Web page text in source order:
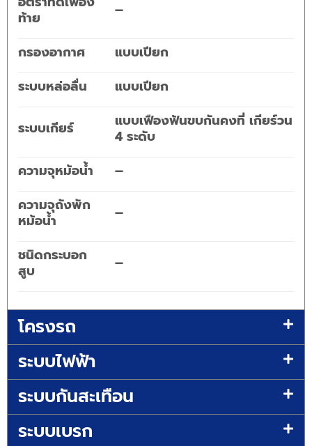
ท้าย
–
กรองอากาศ
แบบเปียก
ระบบหล่อลื่น
แบบเปียก
ระบบเกียร์
แบบเฟืองฟันขบกันคงที่ เกียร์วน
4 ระดับ
ความจุหม้อน้ำ
–
ความจุถังพัก
หม้อน้ำ
–
ชนิดกระบอก
สูบ
–
โครงรถ
ระบบไฟฟ้า
ระบบกันสะเทือน
ระบบเบรก